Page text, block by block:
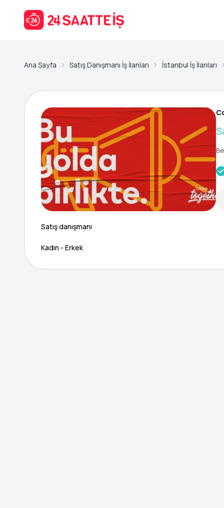
Ana Sayfa Satış Danışmanı İş İlanları İstanbul İş İlanları
Satış danışmanı
Kadın - Erkek